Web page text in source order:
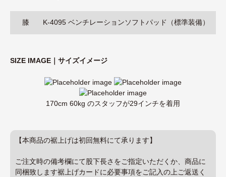
膝 K-4095 ベンチレーションソフトパッド（標準装備）
SIZE IMAGE｜サイズイメージ
170cm 60kg のスタッフが29インチを着用
【本商品の裾上げは初回無料にて承ります】
ご注文時の備考欄にて股下長さをご指定いただくか、商品に
同梱致します裾上げカードに必要事項をご記入の上ご返送く